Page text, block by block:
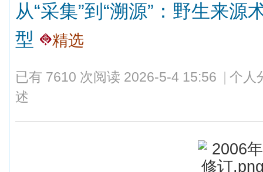
从“采集”到“溯源”：野生来
型
精选
已有 7610 次阅读 2026-5-4 15:56
个人
述